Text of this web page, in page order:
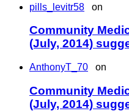
pills_levitr58 on
Community
(July, 2014)
AnthonyT_70 on
Community
(July, 2014)